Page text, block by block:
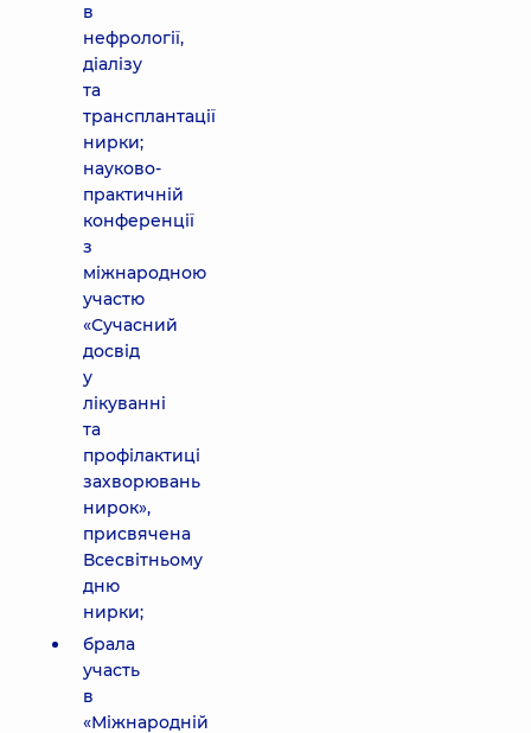
в
нефрології,
діалізу
та
трансплантації
нирки;
науково-
практичній
конференції
з
міжнародною
участю
«Сучасний
досвід
у
лікуванні
та
профілактиці
захворювань
нирок»,
присвячена
Всесвітньому
дню
нирки;
брала
участь
в
«Міжнародній